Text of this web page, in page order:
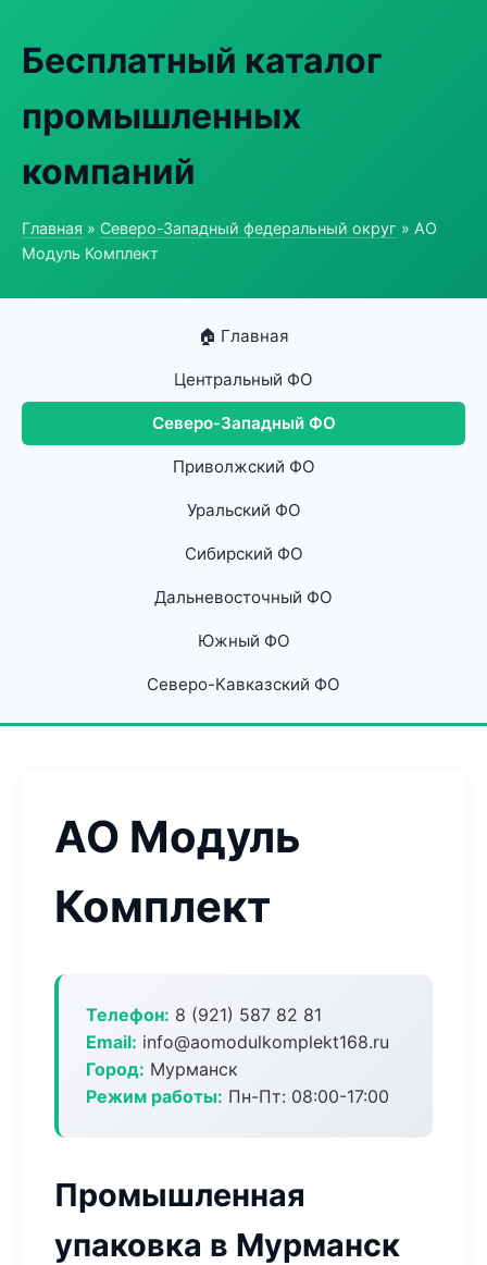
Бесплатный каталог
промышленных
компаний
Главная » Северо-Западный федеральный округ » АО
Модуль Комплект
🏠 Главная
Центральный ФО
Северо-Западный ФО
Приволжский ФО
Уральский ФО
Сибирский ФО
Дальневосточный ФО
Южный ФО
Северо-Кавказский ФО
АО Модуль
Комплект
Телефон: 8 (921) 587 82 81
Email: info@aomodulkomplekt168.ru
Город: Мурманск
Режим работы: Пн-Пт: 08:00-17:00
Промышленная
упаковка в Мурманск